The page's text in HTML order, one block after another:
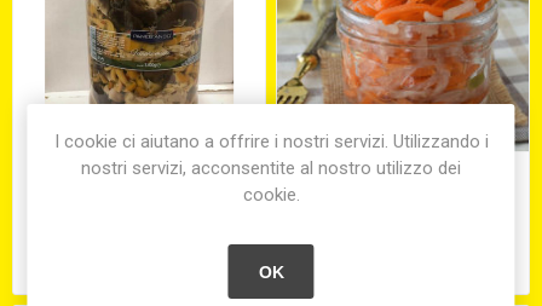
FUNGHI MISTI DI BOSCO IN
GIARDINIERA ALL'ACETO
I cookie ci aiutano a offrire i nostri servizi. Utilizzando i
nostri servizi, acconsentite al nostro utilizzo dei
cookie.
OK